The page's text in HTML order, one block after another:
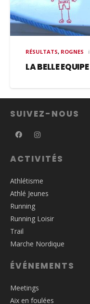
RÉSULTATS, ROGNES
LA BELLE
SUIVEZ-NOUS
ACTIVITÉS
Athlétisme
Athlé Jeunes
Running
Running Loisir
Trail
Marche Nordique
ÉVÉNEMENTS
Meetings
Aix en foulées